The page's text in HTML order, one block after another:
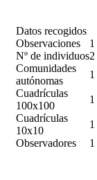
Datos recogidos
Observaciones
1
Nº de individuos2
Comunidades
autónomas
1
Cuadrículas
100x100
1
Cuadrículas
10x10
1
Observadores
1